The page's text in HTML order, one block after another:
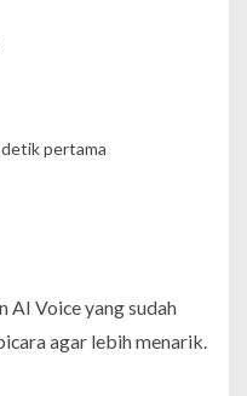
pertama
AI Voice yang sudah
agar lebih menarik.